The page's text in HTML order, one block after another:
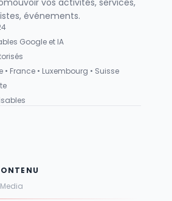
événements.
Google et IA
France • Luxembourg • Suisse